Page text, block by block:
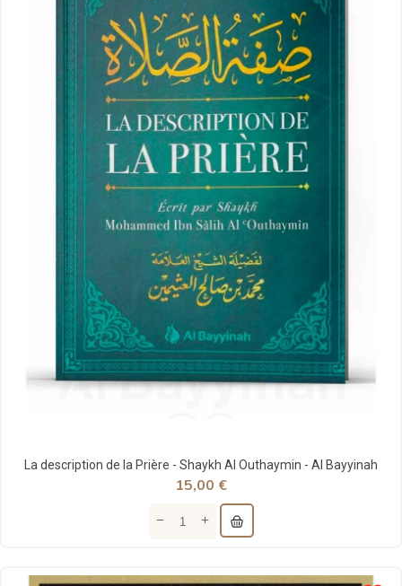
La description de la Prière - Shaykh Al Outhaymin - Al Bayyinah
15,00 €